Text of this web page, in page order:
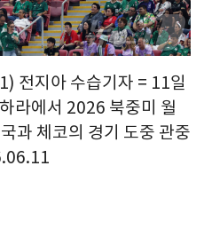
전지아 수습기자 = 11일
라에서 2026 북중미 월
과 체코의 경기 도중 관중